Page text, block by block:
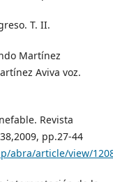
T. II.
Martínez
Aviva voz.
Revista
pp.27-44
abra/article/view/